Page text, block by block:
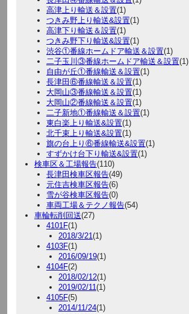
高津上り輸送＆設置(1)
つきみ野上り輸送&設置(1)
高津下り輸送＆設置(1)
つきみ野下り輸送&設置(1)
渋谷①番線ホームドア輸送＆設置(1)
二子玉川③番線ホームドア輸送＆設置(1)
自由が丘①番線輸送＆設置(1)
長津田⑥番線輸送＆設置(1)
大岡山③番線輸送＆設置(1)
大岡山②番線輸送＆設置(1)
二子新地①番線輸送＆設置(1)
東白楽上り輸送&設置(1)
北千束上り輸送&設置(1)
旗の台上り⑥番線輸送&設置(1)
すずかけ台下り輸送&設置(1)
検車区＆工場報告(110)
長津田検車区報告(49)
元住吉検車区報告(6)
雪が谷検車区報告(0)
車両工場＆テクノ報告(54)
車輪転削回送(27)
4101F(1)
2018/3/21(1)
4103F(1)
2016/09/19(1)
4104F(2)
2018/02/12(1)
2019/02/11(1)
4105F(5)
2014/11/24(1)